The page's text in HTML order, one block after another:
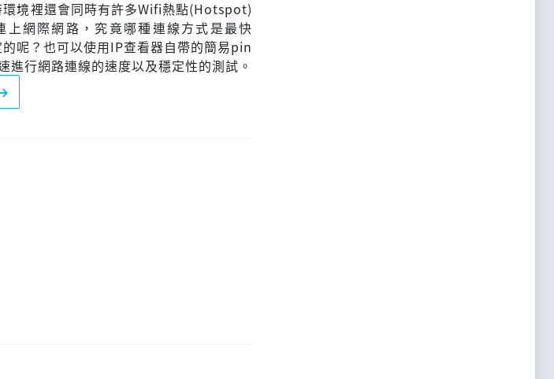
環境裡還會同時有許多Wifi熱點(Hotspot)
上網際網路，究竟哪種連線方式是最快
呢？也可以使用IP查看器自帶的簡易pin
進行網路連線的速度以及穩定性的測試。